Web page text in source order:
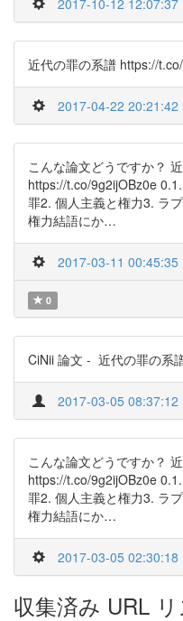
2017-10-12 12:07:37
近代の罪の系譜 https://
2017-04-22 20:21:42
こんな論文どうですか？
https://t.co/9g2ijOBz0e
罪2. 個人主義と権力3. ラ
権力結語にか…
2017-03-11 00:45:35
0
CiNii 論文 - 近代の罪の系
2017-03-05 08:37:12
こんな論文どうですか？
https://t.co/9g2ijOBz0e
罪2. 個人主義と権力3. ラ
権力結語にか…
2017-03-05 02:30:18
収集済み URL リ